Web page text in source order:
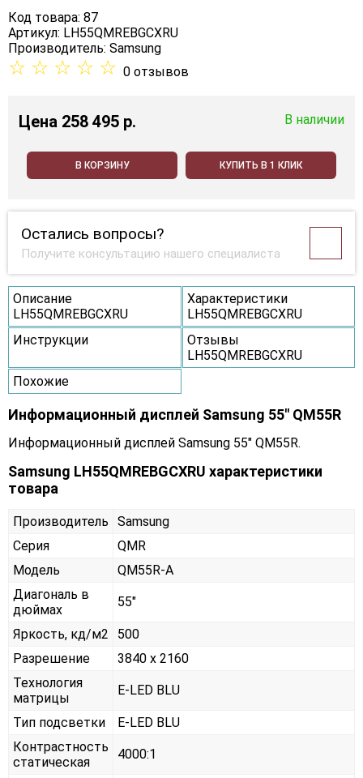
Код товара: 87
Артикул: LH55QMREBGCXRU
Производитель: Samsung
☆ ☆ ☆ ☆ ☆ 0 отзывов
Цена 258 495 p. В наличии
В КОРЗИНУ КУПИТЬ В 1 КЛИК
Остались вопросы?
Получите консультацию нашего специалиста
Описание
LH55QMREBGCXRU
Характеристики
LH55QMREBGCXRU
Инструкции
Отзывы
LH55QMREBGCXRU
Похожие
Информационный дисплей Samsung 55" QM55R
Информационный дисплей Samsung 55" QM55R.
Samsung LH55QMREBGCXRU характеристики
товара
Производитель
Samsung
Серия
QMR
Модель
QM55R-A
Диагональ в
дюймах
55"
Яркость, кд/м2
500
Разрешение
3840 x 2160
Технология
матрицы
E-LED BLU
Тип подсветки
E-LED BLU
Контрастность
статическая
4000:1